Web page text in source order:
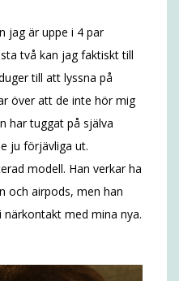
jag är uppe i 4 par
två kan jag faktiskt till
till att lyssna på
över att de inte hör mig
har tuggat på själva
ju förjävliga ut.
modell. Han verkar ha
och airpods, men han
med mina nya.